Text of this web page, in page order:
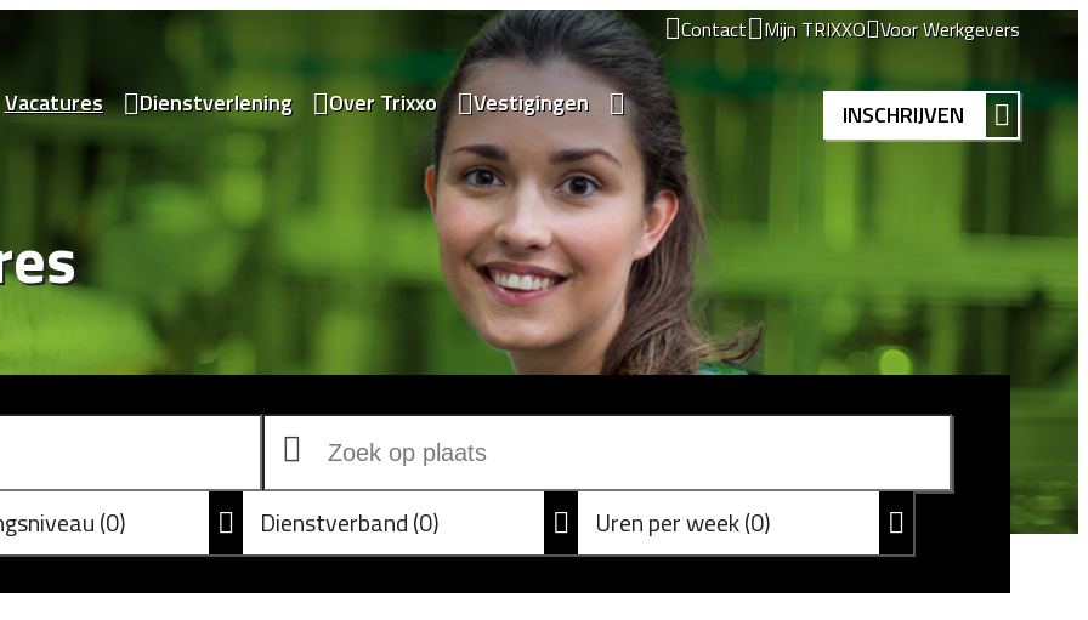
Contact Mijn TRIXXO Voor Werkgevers
Vacatures Dienstverlening Over Trixxo Vestigingen INSCHRIJVEN
0 Dienstverband 0 Uren per week 0